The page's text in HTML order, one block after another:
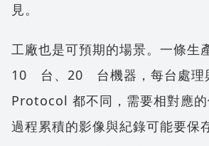
見。
工廠也是可預期的場景。一條生
10 台、20 台機器，每台處理
Protocol 都不同，需要相對應
過程累積的影像與紀錄可能要保